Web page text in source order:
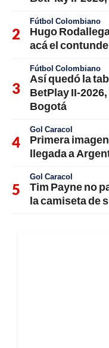
Fútbol Colombiano
Hugo
acá el
Fútbol Colombiano
Así quedó la
BetPlay II-
Bogotá
Gol Caracol
Primera
llegada a
Gol Caracol
Tim Payne no
la camiseta de